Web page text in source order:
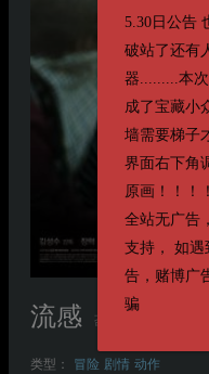
5.30日公告
破站了还有
器.........本
成了宝藏小
墙需要梯子
界面右下角
原画！！！
全站无广告
支持， 如遇
告，赌博广
骗
流感 감기
类型： 冒险 剧情 动作